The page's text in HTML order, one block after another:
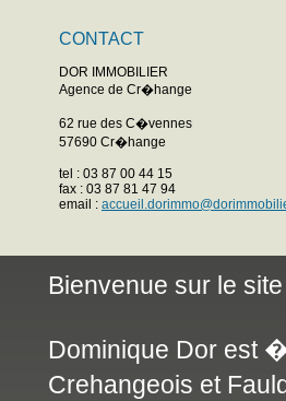
CONTACT
DOR IMMOBILIER
Agence de Cr�hange
62 rue des C�vennes
57690 Cr�hange
tel : 03 87 00 44 15
fax : 03 87 81 47 94
email :
Bienvenue sur le
Dominique Dor est
Crehangeois et